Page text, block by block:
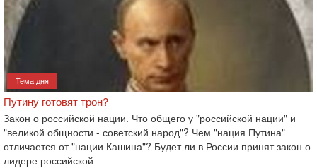
Тема дня
Путину готовят трон?
Закон о российской нации. Что общего у "российской нации" и
"великой общности - советский народ"? Чем "нация Путина"
отличается от "нации Кашина"? Будет ли в России принят закон о
лидере российской